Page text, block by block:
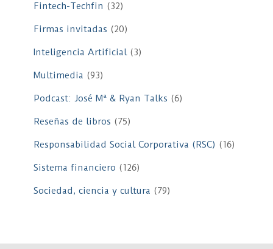
Fintech-Techfin (32)
Firmas invitadas (20)
Inteligencia Artificial(3)
Multimedia (93)
Podcast: José Mª & Ryan Talks (6)
Reseñas de libros (75)
Responsabilidad Social Corporativa (RSC) (16)
Sistema financiero (126)
Sociedad, ciencia y cultura (79)